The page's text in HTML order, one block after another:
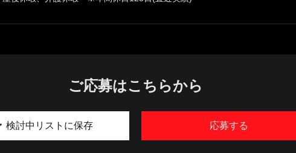
ご応募はこちらから
応募する
検討中リストに保存